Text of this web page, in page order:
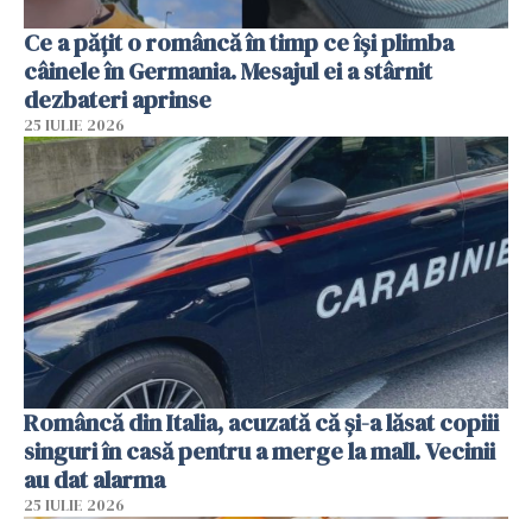
Ce a pățit o româncă în timp ce își plimba
câinele în Germania. Mesajul ei a stârnit
dezbateri aprinse
25 IULIE 2026
Româncă din Italia, acuzată că și-a lăsat copiii
singuri în casă pentru a merge la mall. Vecinii
au dat alarma
25 IULIE 2026